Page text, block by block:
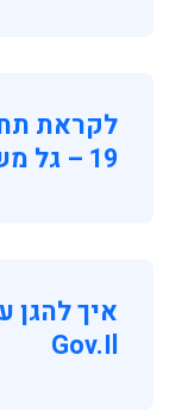
19 – גל משולב עם שפעת – Gov.il
איך להגן
Gov.il